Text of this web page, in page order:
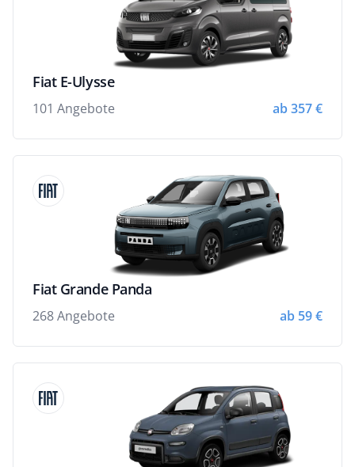
Fiat E-Ulysse
101 Angebote ab 357 €
Fiat Grande Panda
268 Angebote ab 59 €